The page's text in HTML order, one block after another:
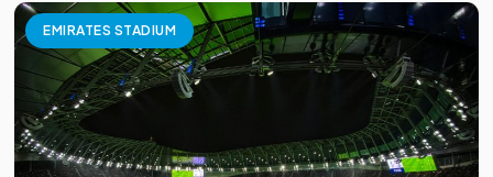
EMIRATES STADIUM